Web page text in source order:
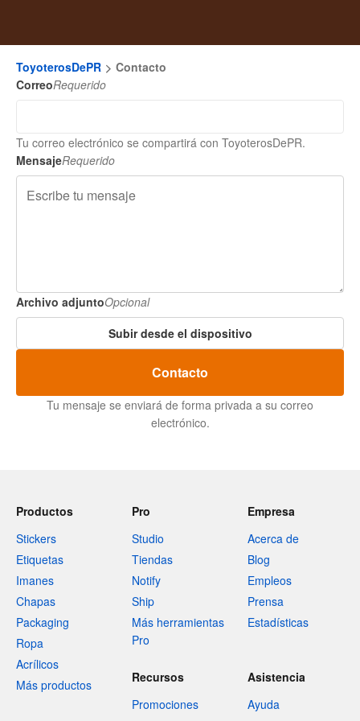
ToyoterosDePR
Contacto
CorreoRequerido
Tu correo electrónico se compartirá con ToyoterosDePR.
MensajeRequerido
Archivo adjuntoOpcional
Subir desde el dispositivo
Contacto
Tu mensaje se enviará de forma privada a su correo
electrónico.
Productos
Stickers
Etiquetas
Imanes
Chapas
Packaging
Ropa
Acrílicos
Más productos
Pro
Studio
Tiendas
Notify
Ship
Más herramientas
Pro
Empresa
Acerca de
Blog
Empleos
Prensa
Estadísticas
Recursos
Promociones
Asistencia
Ayuda